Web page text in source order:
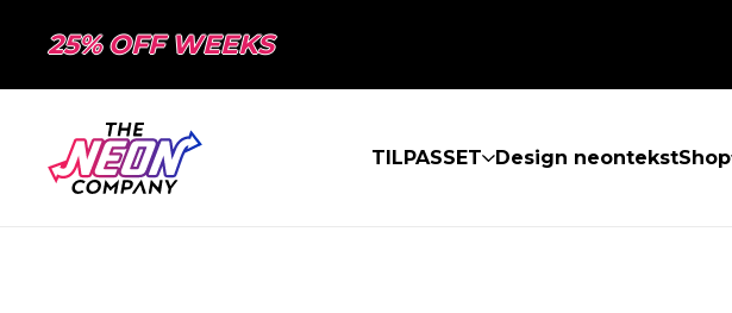
25% OFF WEEKS
TILPASSET Design neontekstShop